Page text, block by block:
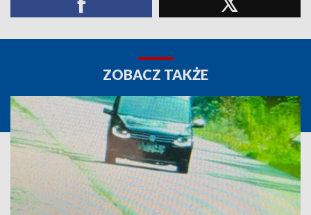
ZOBACZ TAKŻE